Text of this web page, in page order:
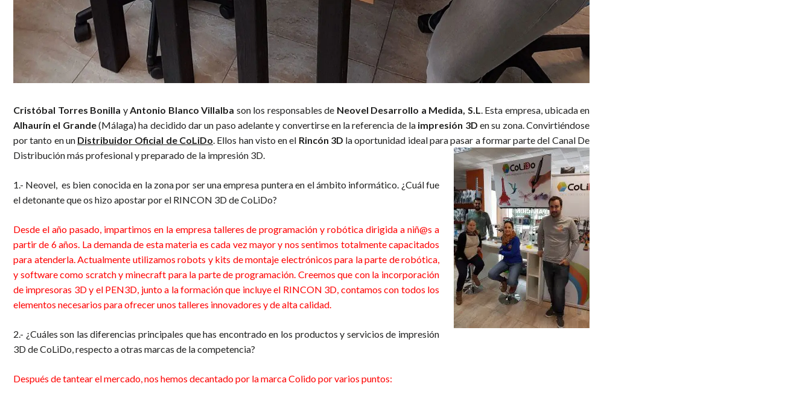
Cristóbal Torres Bonilla yAntonio Blanco Villalba son los responsables de Neovel Desarrollo a Medida, S.L. Esta empresa, ubicada en
Alhaurín el Grande(Málaga) ha decidido dar un paso adelante y convertirse en la referencia de la impresión 3D en su zona. Convirtiéndose
por tanto en un Distribuidor Oficial de CoLiDo. Ellos han visto en el Rincón 3D la oportunidad ideal para pasar a formar parte del Canal De
Distribución más profesional y preparado de la impresión 3D.
1.- Neovel, es bien conocida en la zona por ser una empresa puntera en el ámbito informático. ¿Cuál fue
el detonante que os hizo apostar por el RINCON 3D de CoLiDo?
Desde el año pasado, impartimos en la empresa talleres de programación y robótica dirigida a niñ@s a
partir de 6 años. La demanda de esta materia es cada vez mayor y nos sentimos totalmente capacitados
para atenderla. Actualmente utilizamos robots y kits de montaje electrónicos para la parte de robótica,
y software como scratch y minecraft para la parte de programación. Creemos que con la incorporación
de impresoras 3D y el PEN3D, junto a la formación que incluye el RINCON 3D, contamos con todos los
elementos necesarios para ofrecer unos talleres innovadores y de alta calidad.
2.- ¿Cuáles son las diferencias principales que has encontrado en los productos y servicios de impresión
3D de CoLiDo, respecto a otras marcas de la competencia?
Después de tantear el mercado, nos hemos decantado por la marca Colido por varios puntos: